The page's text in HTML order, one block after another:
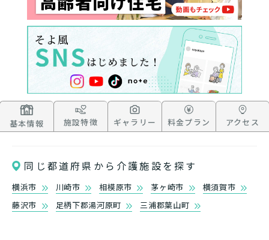
基本情報 施設特徴 ギャラリー 料金プラン アクセス
同じ都道府県から介護施設を探す
横浜市 川崎市 相模原市 茅ヶ崎市
横須賀市
藤沢市
足柄下郡湯河原町 三浦郡葉山町